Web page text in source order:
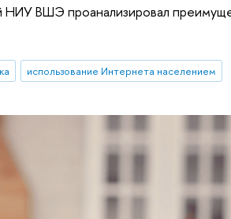
НИУ ВШЭ проанализировал
использование Интернета населением